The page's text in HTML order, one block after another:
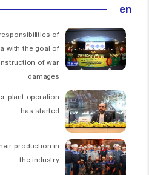
en
of
with the goal of
of war
damages
plant operation
has started
production in
the industry